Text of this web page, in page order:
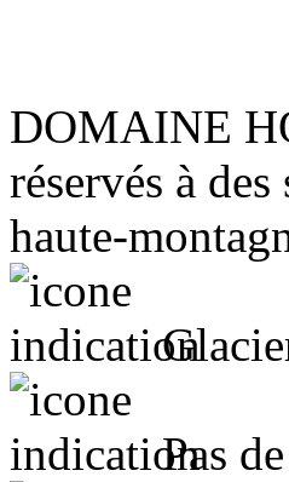
DOMAINE
réservés à
haute-
Pas